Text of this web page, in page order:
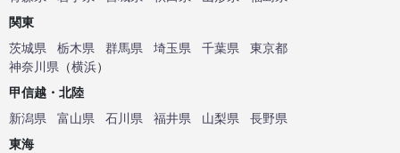
関東
茨城県
栃木県 群馬県 埼玉県 千葉県
東京都
神奈川県 （横浜）
甲信越・北陸
新潟県
富山県 石川県 福井県 山梨県
長野県
東海